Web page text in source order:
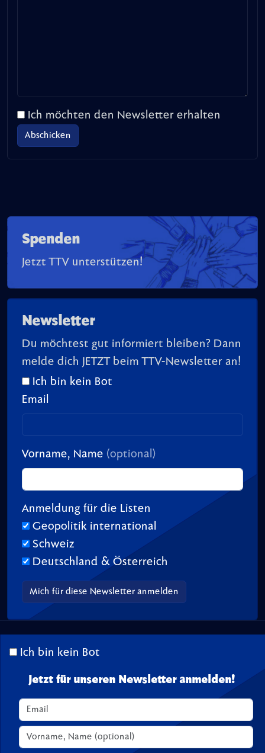
Ich möchten den Newsletter erhalten
Spenden
Jetzt TTV unterstützen!
Newsletter
Du möchtest gut informiert bleiben? Dann
melde dich JETZT beim TTV-Newsletter an!
Ich bin kein Bot
Email
Vorname, Name (optional)
Anmeldung für die Listen
Geopolitik international
Schweiz
Deutschland & Österreich
Ich bin kein Bot
Jetzt für unseren Newsletter anmelden!
Seite geladen in 0.03 s